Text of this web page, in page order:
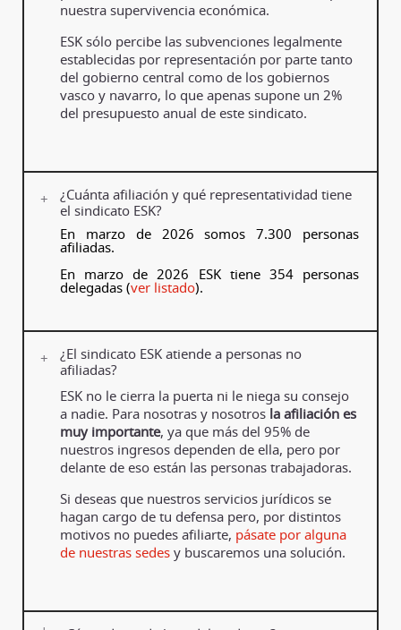
nuestra supervivencia económica.
ESK sólo percibe las subvenciones legalmente
establecidas por representación por parte tanto
del gobierno central como de los gobiernos
vasco y navarro, lo que apenas supone un 2%
del presupuesto anual de este sindicato.
¿Cuánta afiliación y qué representatividad tiene
el sindicato ESK?
En marzo de 2026 somos 7.300 personas
afiliadas.
En marzo de 2026 ESK tiene 354 personas
delegadas (ver listado).
¿El sindicato ESK atiende a personas no
afiliadas?
ESK no le cierra la puerta ni le niega su consejo
a nadie. Para nosotras y nosotros la afiliación es
muy importante, ya que más del 95% de
nuestros ingresos dependen de ella, pero por
delante de eso están las personas trabajadoras.
Si deseas que nuestros servicios jurídicos se
hagan cargo de tu defensa pero, por distintos
motivos no puedes afiliarte, pásate por alguna
de nuestras sedes y buscaremos una solución.